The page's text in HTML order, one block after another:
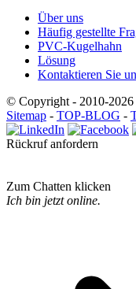
Über uns
Häufig gestellte
PVC-Kugelhahn
Lösung
Kontaktieren Sie
© Copyright - 2010-2026
Sitemap - TOP-BLOG -
Rückruf anfordern
Zum Chatten klicken
Ich bin jetzt online.